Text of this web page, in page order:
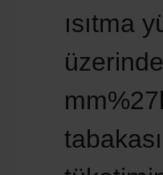
ısıtma